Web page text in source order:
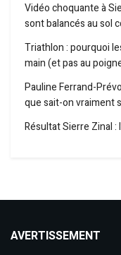
Vidéo choquante à
sont balancés au sol
Triathlon : pourquoi
main (et pas au
Pauline Ferrand-
que sait-on vraiment
Résultat Sierre Zinal
AVERTISSEMENT